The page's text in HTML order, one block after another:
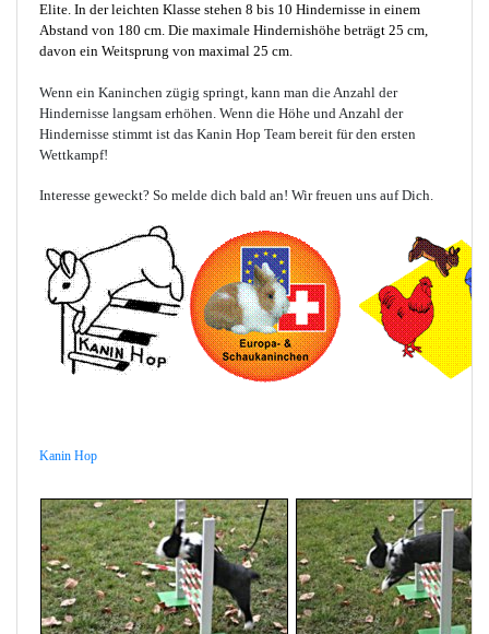
Elite. In der leichten Klasse stehen 8 bis 10 Hindernisse in einem
Abstand von 180 cm. Die maximale Hindernishöhe beträgt 25 cm,
davon ein Weitsprung von maximal 25 cm.
Wenn ein Kaninchen zügig springt, kann man die Anzahl der
Hindernisse langsam erhöhen. Wenn die Höhe und Anzahl der
Hindernisse stimmt ist das Kanin Hop Team bereit für den ersten
Wettkampf!
Interesse geweckt? So melde dich bald an! Wir freuen uns auf Dich.
Kanin Hop